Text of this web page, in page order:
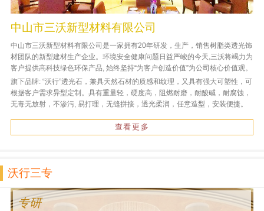
中山市三沃新型材料有限公司
中山市三沃新型材料有限公司是一家拥有20年研发，生产，销售树脂类透光饰
材团队的新型建材生产企业。环境安全健康问题日益严峻的今天,三沃将竭力为
客户提供高科技绿色环保产品, 始终坚持“为客户创造价值”为公司核心价值观。
旗下品牌: “沃行”透光石，兼具天然石材的质感和纹理，又具有强大可塑性，可
根据客户需求异型定制。具有重量轻，硬度高，阻燃耐磨，耐酸碱，耐腐蚀，
无毒无放射，不渗污, 易打理，无缝拼接，透光柔润，任意造型，安装便捷。
查看更多
沃行三专
专研